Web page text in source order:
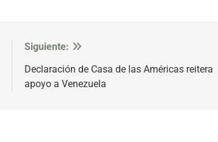
Siguiente:
Declaración de Casa de las Américas reitera
apoyo a Venezuela